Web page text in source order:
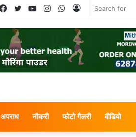
Log
WhatsApp
Instagram
YouTube
Twitter
Facebook
अपराध नौकरी फोटो गैलरी वीडियो